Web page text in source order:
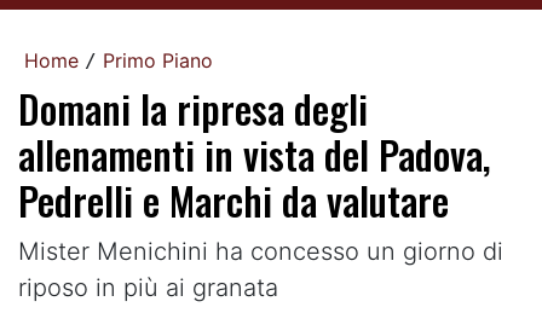
Home / Primo Piano
Domani la ripresa degli
allenamenti in vista del Padova,
Pedrelli e Marchi da valutare
Mister Menichini ha concesso un giorno di
riposo in più ai granata